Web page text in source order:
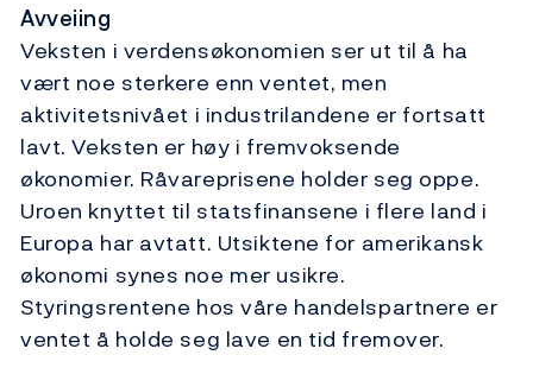
Avveiing
Veksten i verdensøkonomien ser ut til å ha
vært noe sterkere enn ventet, men
aktivitetsnivået i industrilandene er fortsatt
lavt. Veksten er høy i fremvoksende
økonomier. Råvareprisene holder seg oppe.
Uroen knyttet til statsfinansene i flere land i
Europa har avtatt. Utsiktene for amerikansk
økonomi synes noe mer usikre.
Styringsrentene hos våre handelspartnere er
ventet å holde seg lave en tid fremover.